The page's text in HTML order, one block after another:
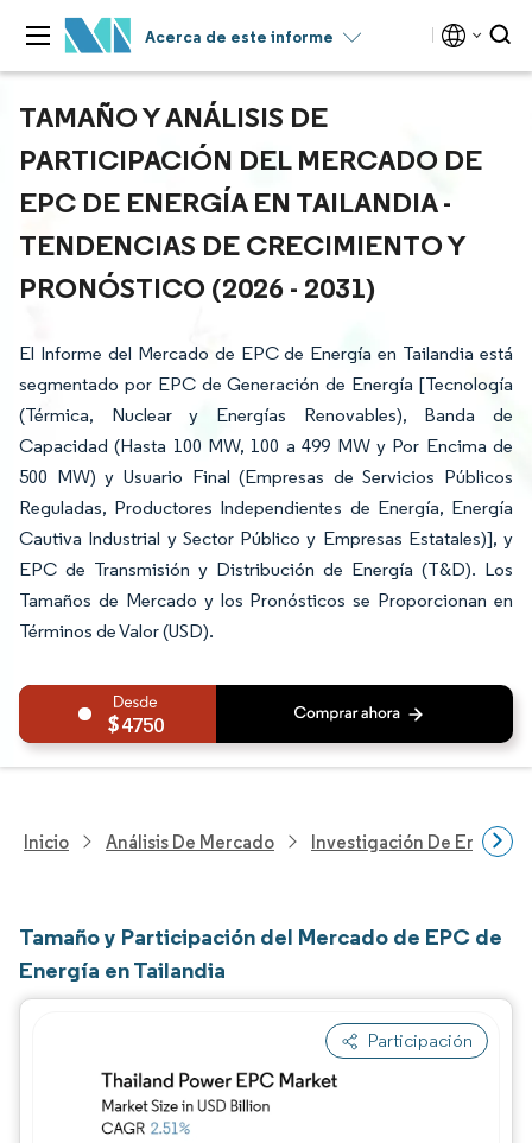
Acerca de este informe
TAMAÑO Y ANÁLISIS DE
PARTICIPACIÓN DEL MERCADO DE
EPC DE ENERGÍA EN TAILANDIA -
TENDENCIAS DE CRECIMIENTO Y
PRONÓSTICO (2026 - 2031)
El Informe del Mercado de EPC de Energía en Tailandia está
segmentado por EPC de Generación de Energía [Tecnología
(Térmica, Nuclear y Energías Renovables), Banda de
Capacidad (Hasta 100 MW, 100 a 499 MW y Por Encima de
500 MW) y Usuario Final (Empresas de Servicios Públicos
Reguladas, Productores Independientes de Energía, Energía
Cautiva Industrial y Sector Público y Empresas Estatales)], y
EPC de Transmisión y Distribución de Energía (T&D). Los
Tamaños de Mercado y los Pronósticos se Proporcionan en
Términos de Valor (USD).
4750
Inicio Análisis De Mercado Investigación De Energía
Tamaño y Participación del Mercado de EPC de
Energía en Tailandia
Participación